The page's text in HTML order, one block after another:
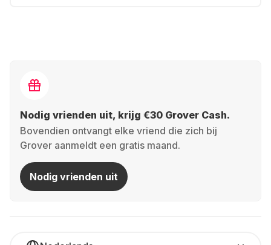
Nodig vrienden uit, krijg €30 Grover Cash.
Bovendien ontvangt elke vriend die zich bij
Grover aanmeldt een gratis maand.
Nodig vrienden uit